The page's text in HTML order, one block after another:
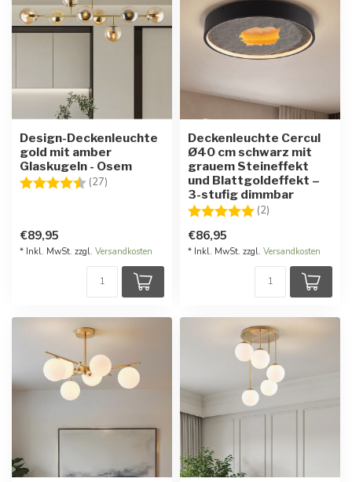
Design-Deckenleuchte
gold mit amber
Glaskugeln - Osem
Bewertung:
(27) 4.7 von 5 Sternen
€89,95
* Inkl. MwSt. zzgl. Versandkosten
Deckenleuchte Cercul
Ø40 cm schwarz mit
grauem Steineffekt
und Blattgoldeffekt –
3-stufig dimmbar
Bewertung:
(2)
€86,95
* Inkl. MwSt. zzgl. Versandkosten